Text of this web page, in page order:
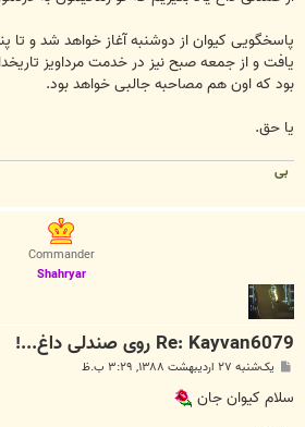
پاسخگویی کیوان از دوشنبه آغاز خواهد شد و تا
یافت و از جمعه صبح نیز در خدمت مرداویز
بود که اون هم مصاحبه جالبی خواهد بود.
یا حق.
بی
Commander
Shahryar
Re: Kayvan6079 روی صندلی داغ...!
پ
ت
یک‌شنبه ۲۷ اردیبهشت ۱۳۸۸, ۳:۲۹ ب.ظ
سلام کیوان جان